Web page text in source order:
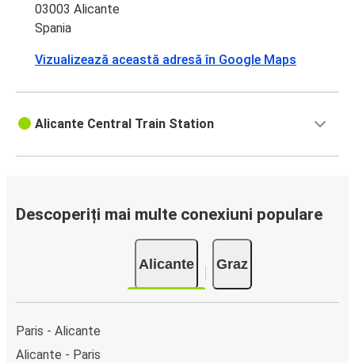
03003 Alicante
Spania
Vizualizează această adresă în Google Maps
Alicante Central Train Station
Descoperiți mai multe conexiuni populare
Alicante Graz
Paris - Alicante
Alicante - Paris